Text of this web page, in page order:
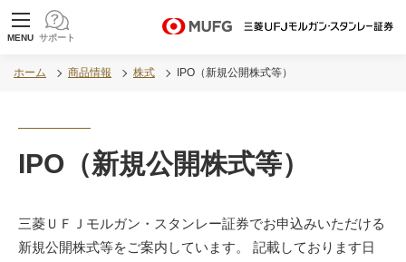
MUFG 世界が進むチカラになる。 三菱ＵＦＪモル
MENU サポート
ホーム 商品情報 株式 IPO（新規公開株式等）
IPO（新規公開株式等）
三菱ＵＦＪモルガン・スタンレー証券でお申込みいただける
新規公開株式等をご案内しています。 記載しております日